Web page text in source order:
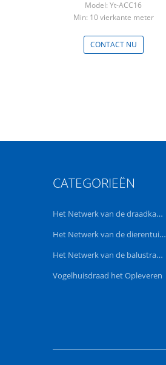
Tafelkleed
Model: Yt-ACC16
Min: 10 vierkante meter
CONTACT NU
CATEGORIEËN
Het Netwerk van de draadkabel
Het Netwerk van de dierentuindraad
Het Netwerk van de balustradekabel
Vogelhuisdraad het Opleveren